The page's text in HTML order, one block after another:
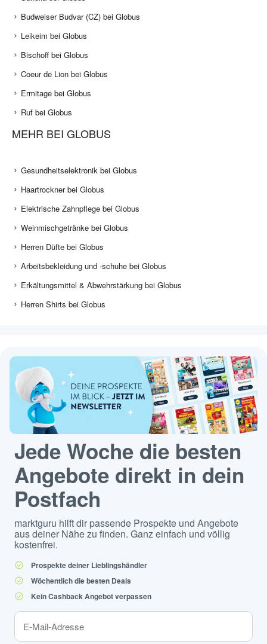
Budweiser Budvar (CZ) bei Globus
Leikeim bei Globus
Bischoff bei Globus
Coeur de Lion bei Globus
Ermitage bei Globus
Ruf bei Globus
MEHR BEI GLOBUS
Gesundheitselektronik bei Globus
Haartrockner bei Globus
Elektrische Zahnpflege bei Globus
Weinmischgetränke bei Globus
Herren Düfte bei Globus
Arbeitsbekleidung und -schuhe bei Globus
Erkältungsmittel & Abwehrstärkung bei Globus
Herren Shirts bei Globus
Jede Woche die besten
Angebote direkt in dein
Postfach
marktguru hilft dir passende Prospekte und Angebote
aus deiner Nähe zu finden. Ganz einfach und völlig
kostenfrei.
Prospekte deiner Lieblingshändler
Wöchentlich die besten Deals
Kein Cashback Angebot verpassen